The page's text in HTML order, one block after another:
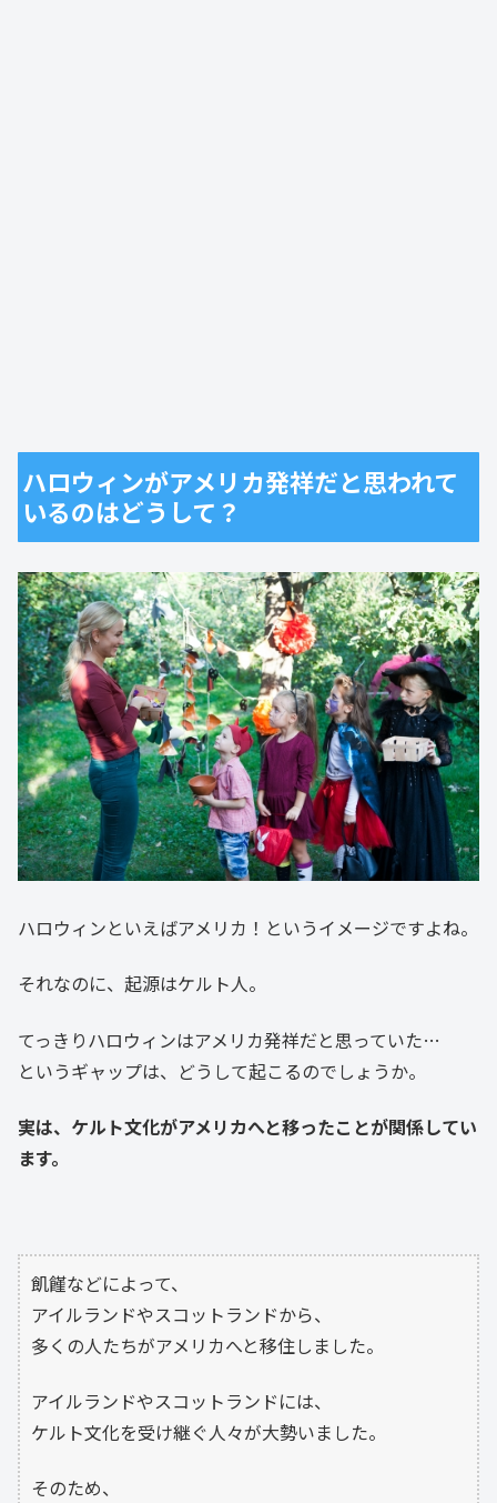
ハロウィンがアメリカ発祥だと思われて
いるのはどうして？
ハロウィンといえばアメリカ！というイメージですよね。
それなのに、起源はケルト人。
てっきりハロウィンはアメリカ発祥だと思っていた…
というギャップは、どうして起こるのでしょうか。
実は、ケルト文化がアメリカへと移ったことが関係してい
ます。
飢饉などによって、
アイルランドやスコットランドから、
多くの人たちがアメリカへと移住しました。
アイルランドやスコットランドには、
ケルト文化を受け継ぐ人々が大勢いました。
そのため、